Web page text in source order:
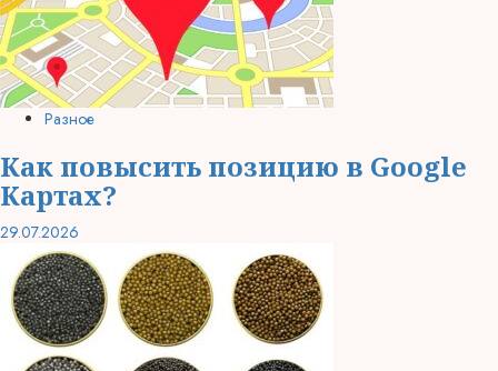
Разное
Как повысить позицию в Google
Картах?
29.07.2026